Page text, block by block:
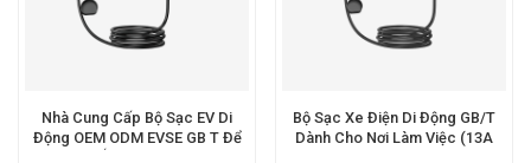
Nhà Cung Cấp Bộ Sạc EV Di
Động OEM ODM EVSE GB T Để
Bộ Sạc Xe Điện Di Động GB/T
Dành Cho Nơi Làm Việc (13A